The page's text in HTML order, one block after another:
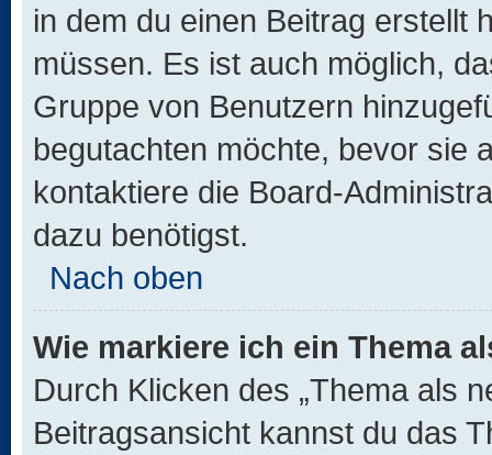
in dem du einen Beitrag erstellt
müssen. Es ist auch möglich,
Gruppe von Benutzern
begutachten möchte, bevor sie
kontaktiere die Board-
dazu benötigst.
Nach oben
Wie markiere ich ein Thema
Durch Klicken des „Thema als
Beitragsansicht kannst du das